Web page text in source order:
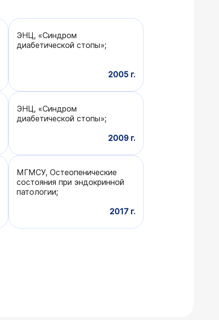
ЭНЦ, «Синдром
диабетической стопы»;
2005 г.
ЭНЦ, «Синдром
диабетической стопы»;
2009 г.
МГМСУ, Остеопенические
состояния при эндокринной
патологии;
2017 г.